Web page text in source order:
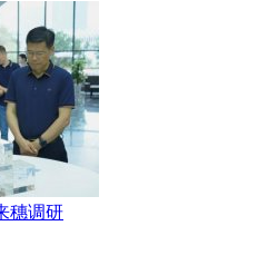
示欢迎，对学校长期以来关心和
力宁都建设乡村振兴示范县和小
苏区乡村振兴研究院、思想政治
源基地等展开交流。
学从龙岗战斗缴获的“半部电
，始终代代铭记与相承小布电波
息领域，开创了我国电子与信息
养的“西电现象”。
穗调研